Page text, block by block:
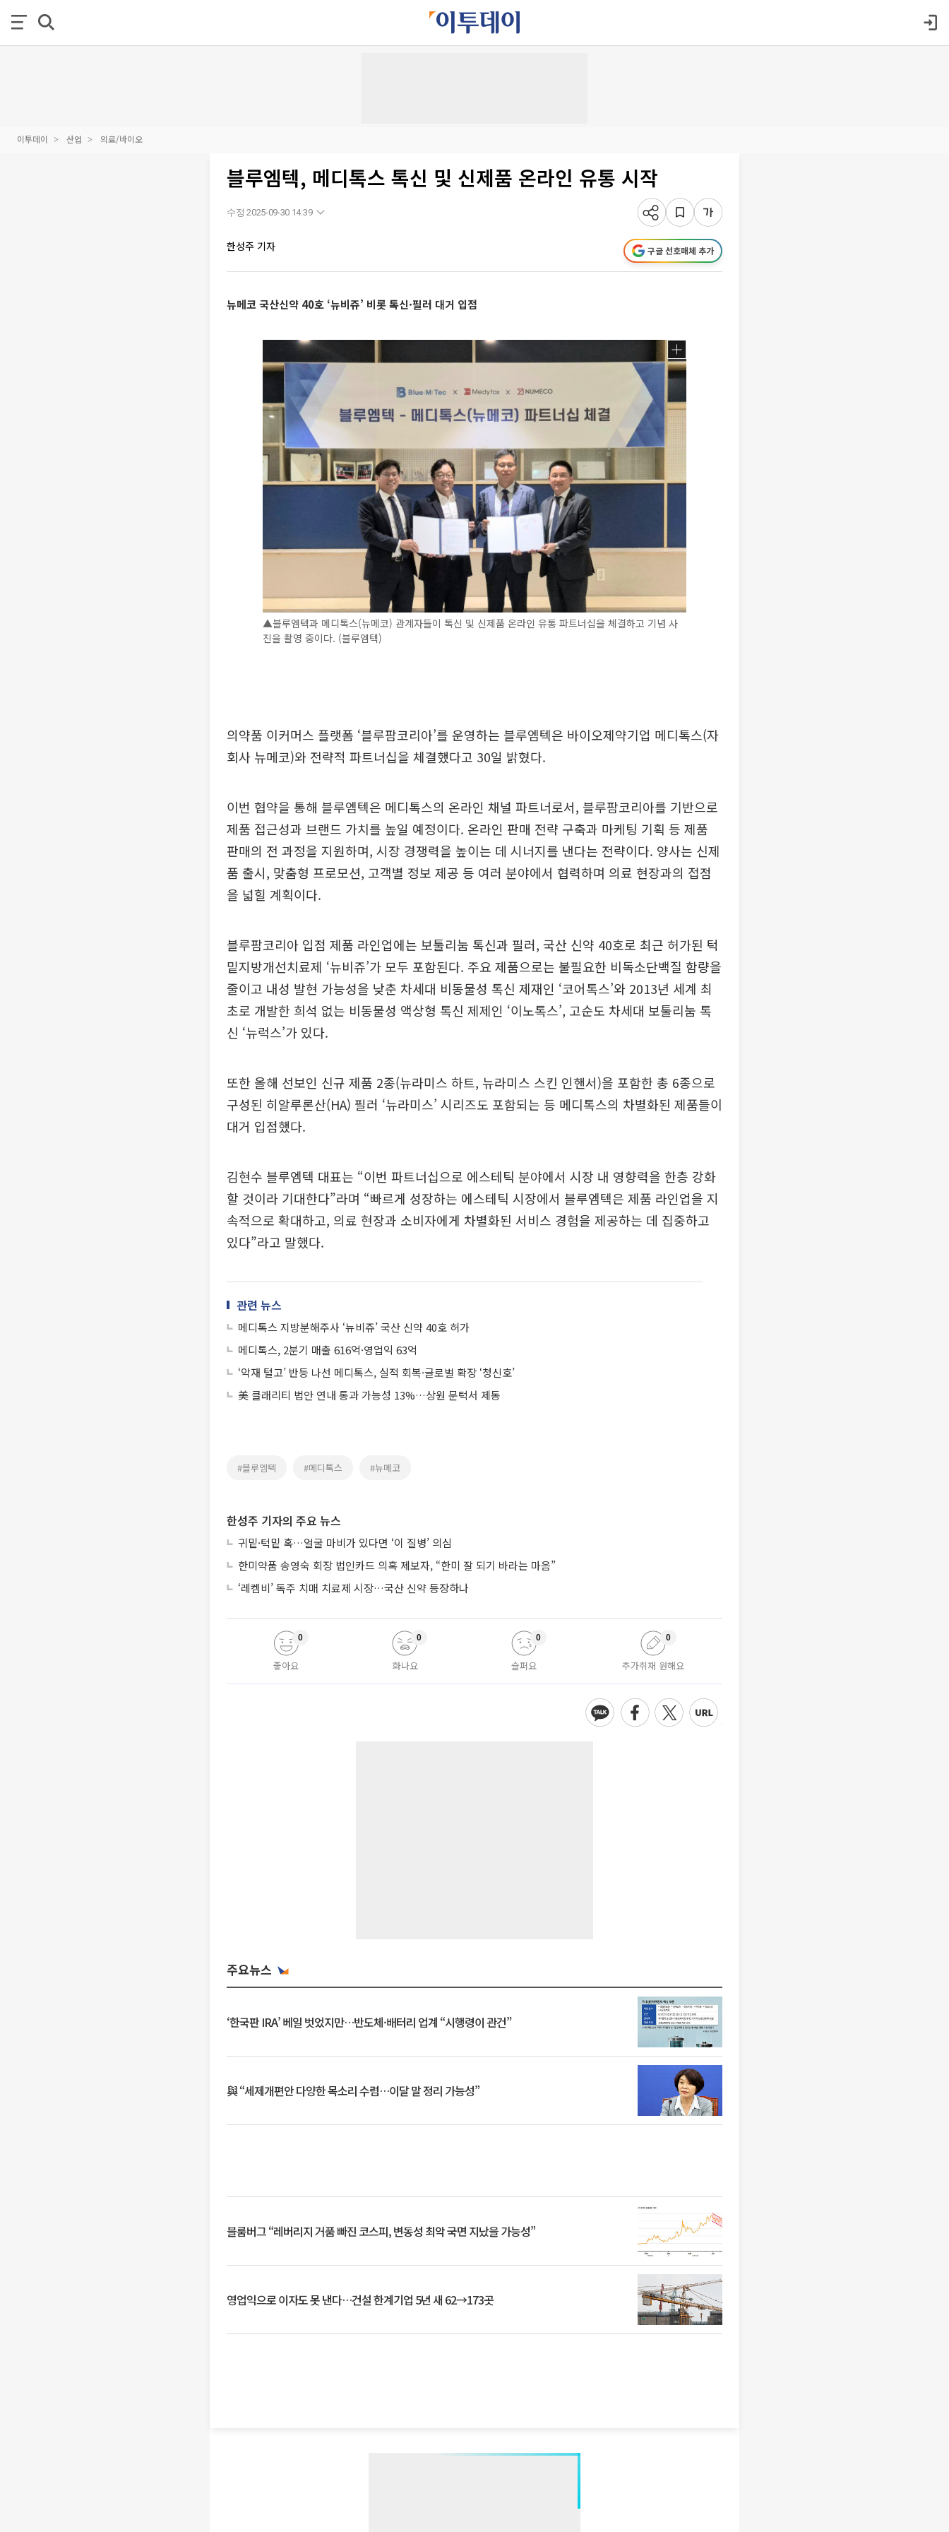
이투데이 산업 의료/바이오
블루엠텍, 메디톡스 톡신 및 신제품 온라인 유통 시작
수정 2025-09-30 14:39
한성주 기자 구글 선호매체 추가
뉴메코 국산신약 40호 ‘뉴비쥬’ 비롯 톡신·필러 대거 입점
▲블루엠텍과 메디톡스(뉴메코) 관계자들이 톡신 및 신제품 온라인 유통 파트너십을 체결하고 기념 사
진을 촬영 중이다. (블루엠텍)
의약품 이커머스 플랫폼 ‘블루팜코리아’를 운영하는 블루엠텍은 바이오제약기업 메디톡스(자
회사 뉴메코)와 전략적 파트너십을 체결했다고 30일 밝혔다.
이번 협약을 통해 블루엠텍은 메디톡스의 온라인 채널 파트너로서, 블루팜코리아를 기반으로
제품 접근성과 브랜드 가치를 높일 예정이다. 온라인 판매 전략 구축과 마케팅 기획 등 제품
판매의 전 과정을 지원하며, 시장 경쟁력을 높이는 데 시너지를 낸다는 전략이다. 양사는 신제
품 출시, 맞춤형 프로모션, 고객별 정보 제공 등 여러 분야에서 협력하며 의료 현장과의 접점
을 넓힐 계획이다.
블루팜코리아 입점 제품 라인업에는 보툴리눔 톡신과 필러, 국산 신약 40호로 최근 허가된 턱
밑지방개선치료제 ‘뉴비쥬’가 모두 포함된다. 주요 제품으로는 불필요한 비독소단백질 함량을
줄이고 내성 발현 가능성을 낮춘 차세대 비동물성 톡신 제재인 ‘코어톡스’와 2013년 세계 최
초로 개발한 희석 없는 비동물성 액상형 톡신 제제인 ‘이노톡스’, 고순도 차세대 보툴리눔 톡
신 ‘뉴럭스’가 있다.
또한 올해 선보인 신규 제품 2종(뉴라미스 하트, 뉴라미스 스킨 인핸서)을 포함한 총 6종으로
구성된 히알루론산(HA) 필러 ‘뉴라미스’ 시리즈도 포함되는 등 메디톡스의 차별화된 제품들이
대거 입점했다.
김현수 블루엠텍 대표는 “이번 파트너십으로 에스테틱 분야에서 시장 내 영향력을 한층 강화
할 것이라 기대한다”라며 “빠르게 성장하는 에스테틱 시장에서 블루엠텍은 제품 라인업을 지
속적으로 확대하고, 의료 현장과 소비자에게 차별화된 서비스 경험을 제공하는 데 집중하고
있다”라고 말했다.
관련 뉴스
메디톡스 지방분해주사 ‘뉴비쥬’ 국산 신약 40호 허가
메디톡스, 2분기 매출 616억·영업익 63억
‘악재 털고’ 반등 나선 메디톡스, 실적 회복·글로벌 확장 ‘청신호’
美 클래리티 법안 연내 통과 가능성 13%…상원 문턱서 제동
#블루엠텍 #메디톡스 #뉴메코
한성주 기자의 주요 뉴스
귀밑·턱밑 혹…얼굴 마비가 있다면 ‘이 질병’ 의심
한미약품 송영숙 회장 법인카드 의혹 제보자, “한미 잘 되기 바라는 마음”
‘레켐비’ 독주 치매 치료제 시장…국산 신약 등장하나
좋아요
0
화나요
0
슬퍼요
0
추가취재 원해요
0
주요뉴스
‘한국판 IRA’ 베일 벗었지만…반도체·배터리 업계 “시행령이 관건”
與 “세제개편안 다양한 목소리 수렴…이달 말 정리 가능성”
블룸버그 “레버리지 거품 빠진 코스피, 변동성 최악 국면 지났을 가능성”
영업익으로 이자도 못 낸다…건설 한계기업 5년 새 62→173곳